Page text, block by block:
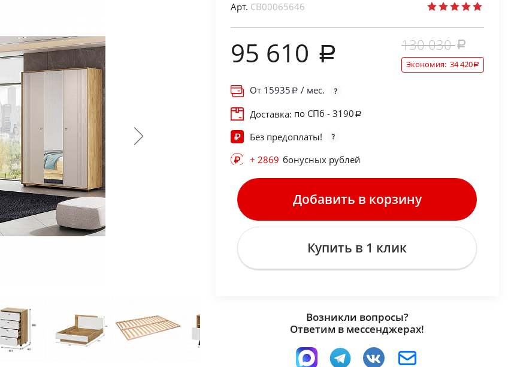
Арт. СВ00065646
95 610 130 030
Экономия: 34 420
От 15935
/ мес.
Доставка: по СПб - 3190
Без предоплаты!
+ 2869 бонусных рублей
Добавить в корзину
Купить в 1 клик
Возникли вопросы?
Ответим в мессенджерах!